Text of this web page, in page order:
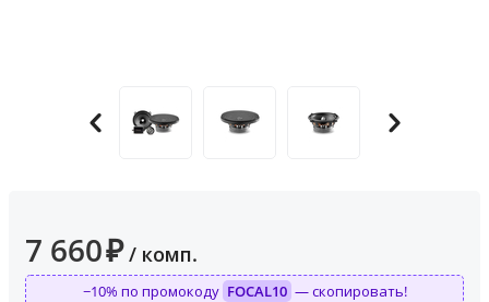
7 660₽ / комп.
−10% по промокоду FOCAL10 — скопировать!